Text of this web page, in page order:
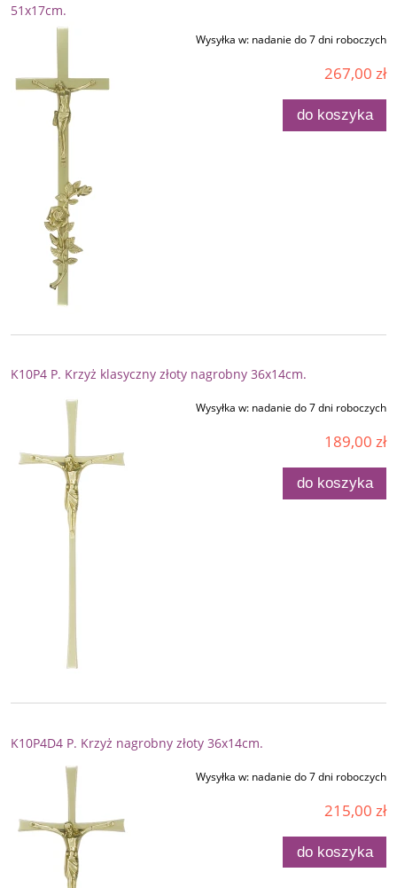
51x17cm.
Wysyłka w: nadanie do 7 dni roboczych
267,00 zł
do koszyka
K10P4 P. Krzyż klasyczny złoty nagrobny 36x14cm.
Wysyłka w: nadanie do 7 dni roboczych
189,00 zł
do koszyka
K10P4D4 P. Krzyż nagrobny złoty 36x14cm.
Wysyłka w: nadanie do 7 dni roboczych
215,00 zł
do koszyka